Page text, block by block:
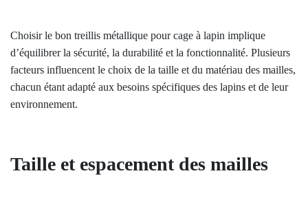
Choisir le bon treillis métallique pour cage à lapin implique
d’équilibrer la sécurité, la durabilité et la fonctionnalité. Plusieurs
facteurs influencent le choix de la taille et du matériau des mailles,
chacun étant adapté aux besoins spécifiques des lapins et de leur
environnement.
Taille et espacement des mailles